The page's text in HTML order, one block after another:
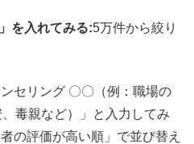
を入れてみる:5万件から絞り
セリング 〇〇（例：職場の
毒親など）」と入力してみ
の評価が高い順」で並び替え